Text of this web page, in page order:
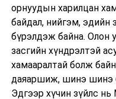
орнуудын харилцан
байдал, нийгэм, эдийн
бүрэлдэж байна. Олон
засгийн хүндрэлтэй
хамааралтай болж
даяаршиж, шинэ шинэ
Эдгээр хүчин зүйлс